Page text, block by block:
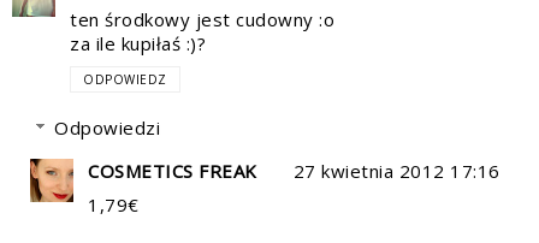
ten środkowy jest cudowny :o
za ile kupiłaś :)?
ODPOWIEDZ
Odpowiedzi
COSMETICS FREAK
27 kwietnia 2012 17:16
1,79€